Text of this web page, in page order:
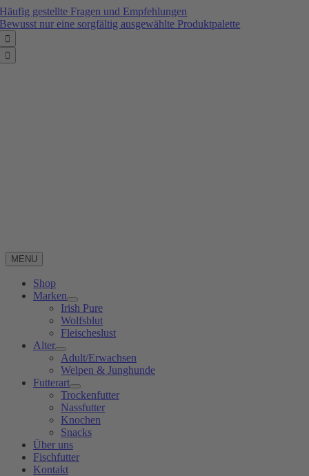
Zum
Inhalt
springen
Häufig gestellte Fragen und Empfehlungen
Bewusst nur eine sorgfältig ausgewählte Produktpalette


MENU
Shop
Marken
Irish Pure
Wolfsblut
Fleischeslust
Alter
Adult/Erwachsen
Welpen & Junghunde
Futterart
Trockenfutter
Nassfutter
Knochen
Snacks
Über uns
Fischfutter
Kontakt